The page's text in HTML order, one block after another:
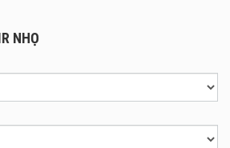
khóc dở cười, Mr Hurt sẽ là món quà
giả...
NHỌ